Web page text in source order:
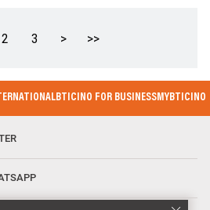
attuale
Page
2 Page
3 Pagina successiva
> Ultima pagina
>>
BTICINO FOR BUSINESSMYBTICINO